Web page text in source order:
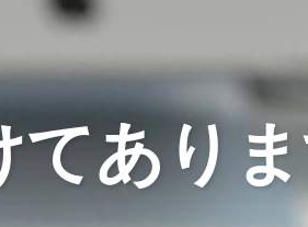
あり